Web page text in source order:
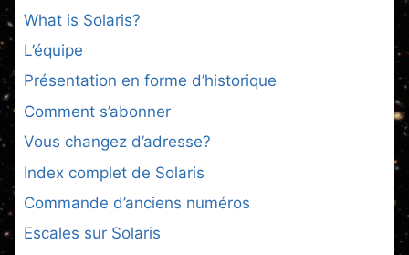
What is Solaris?
L’équipe
Présentation en forme d’historique
Comment s’abonner
Vous changez d’adresse?
Index complet de Solaris
Commande d’anciens numéros
Escales sur Solaris